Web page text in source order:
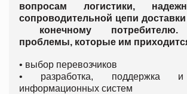
вопросам логистики,
сопроводительной цепи
конечному потребителю.
проблемы, которые им
• выбор перевозчиков
• разработка, поддержка и
информационных систем